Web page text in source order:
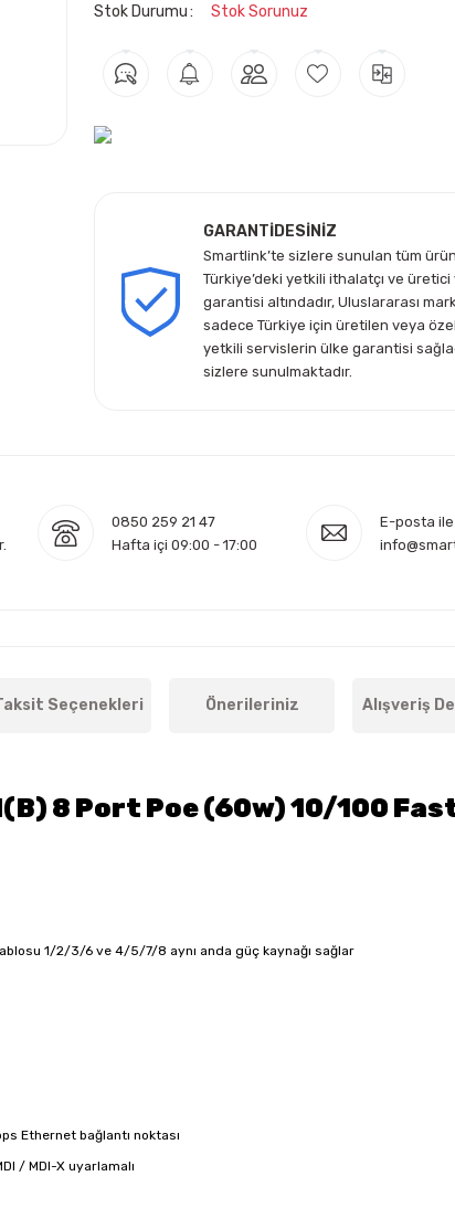
Stok Durumu
Stok Sorunuz
GARANTİDESİNİZ
Smartlink’te sizlere sunulan tüm
Türkiye’deki yetkili ithalatçı ve üretici
garantisi altındadır, Uluslararası
sadece Türkiye için üretilen veya
yetkili servislerin ülke garantisi
sizlere sunulmaktadır.
0850 259 21 47
Hafta içi 09:00 - 17:00
E-posta ile
Seçenekleri Önerileriniz Alışveriş
8 Port Poe (60w) 10/100
1/2/3/6 ve 4/5/7/8 aynı anda güç kaynağı sağlar
Ethernet bağlantı noktası
/ MDI-X uyarlamalı